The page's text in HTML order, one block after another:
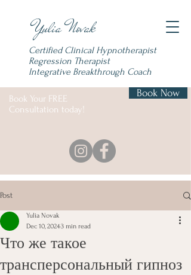
Yulia Novak
Certified Clinical Hypnotherapist
Regression Therapist
Integrative Breakthrough Coach
Book Your FREE
Consultation today!
Book Now
Post
Что же такое
трансперсональный гипноз
Yulia Novak
Dec 10, 20243 min read